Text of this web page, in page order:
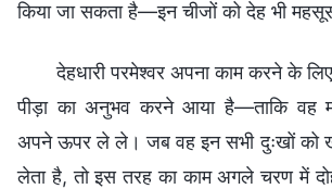
किया जा सकता है—इन चीजों को देह भी
देहधारी परमेश्वर अपना काम करने के
पीड़ा का अनुभव करने आया है—ताकि वह
अपने ऊपर ले ले। जब वह इन सभी दुःखों को
लेता है, तो इस तरह का काम अगले चरण में